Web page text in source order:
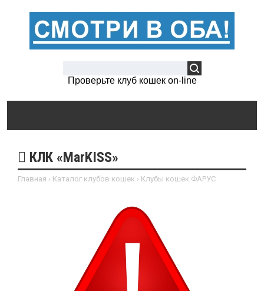
Проверьте клуб кошек on-line
КЛК «MarKISS»
Главная › Каталог клубов кошек › Клубы кошек ФАРУС